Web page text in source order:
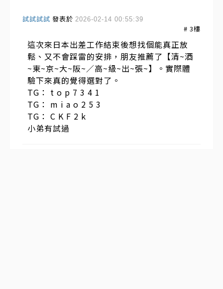
試試試試 發表於 2026-02-14 00:55:39
# 3樓
這次來日本出差工作結束後想找個能真正放
鬆、又不會踩雷的安排，朋友推薦了【清~酒
~東~京~大~阪~／高~級~出~張~】。實際體
驗下來真的覺得選對了。
TG： t o p 7 3 4 1
TG： m i a o 2 5 3
TG： C K F 2 k
小弟有試過